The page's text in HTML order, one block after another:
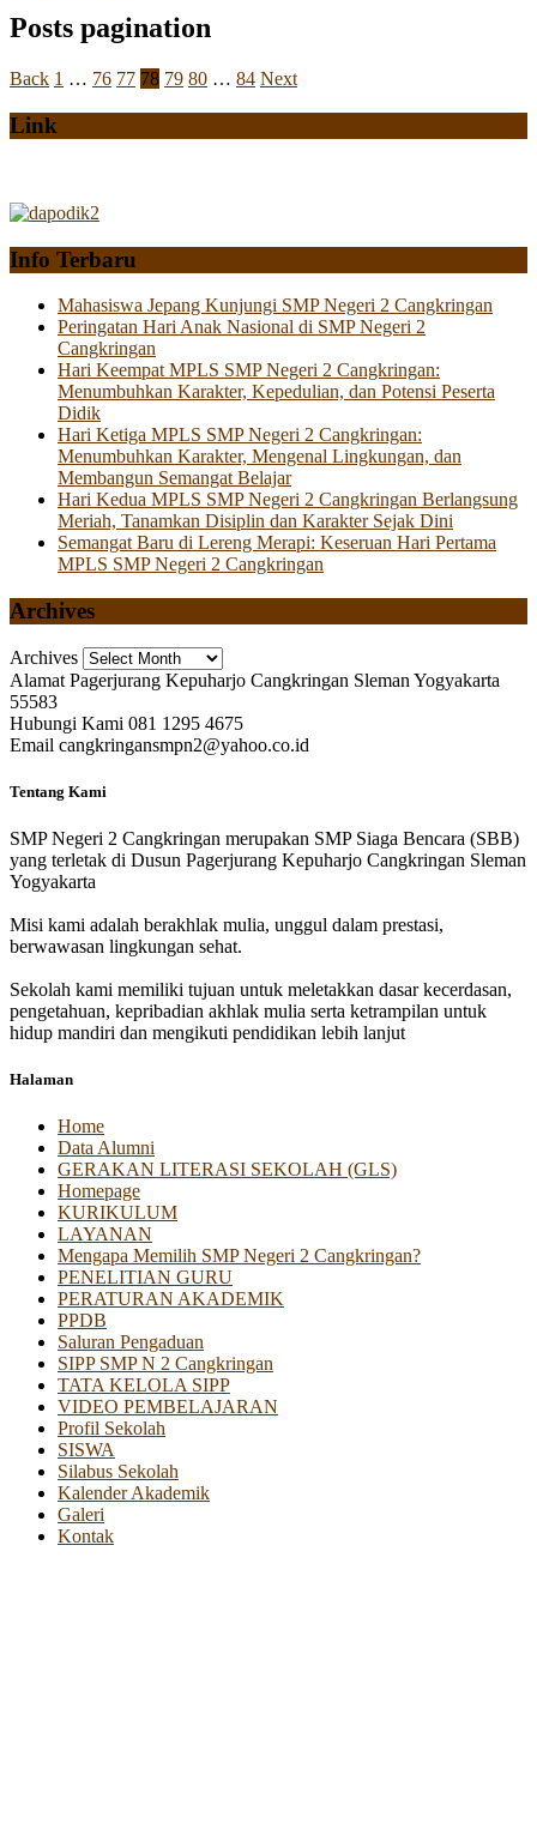
Posts pagination
Back 1 … 76 77 78 79 80 … 84 Next
Link
Info Terbaru
Mahasiswa Jepang Kunjungi SMP Negeri 2 Cangkringan
Peringatan Hari Anak Nasional di SMP Negeri 2
Cangkringan
Hari Keempat MPLS SMP Negeri 2 Cangkringan:
Menumbuhkan Karakter, Kepedulian, dan Potensi Peserta
Didik
Hari Ketiga MPLS SMP Negeri 2 Cangkringan:
Menumbuhkan Karakter, Mengenal Lingkungan, dan
Membangun Semangat Belajar
Hari Kedua MPLS SMP Negeri 2 Cangkringan Berlangsung
Meriah, Tanamkan Disiplin dan Karakter Sejak Dini
Semangat Baru di Lereng Merapi: Keseruan Hari Pertama
MPLS SMP Negeri 2 Cangkringan
Archives
Archives
Alamat Pagerjurang Kepuharjo Cangkringan Sleman Yogyakarta
55583
Hubungi Kami 081 1295 4675
Email cangkringansmpn2@yahoo.co.id
Tentang Kami
SMP Negeri 2 Cangkringan merupakan SMP Siaga Bencara (SBB)
yang terletak di Dusun Pagerjurang Kepuharjo Cangkringan Sleman
Yogyakarta
Misi kami adalah berakhlak mulia, unggul dalam prestasi,
berwawasan lingkungan sehat.
Sekolah kami memiliki tujuan untuk meletakkan dasar kecerdasan,
pengetahuan, kepribadian akhlak mulia serta ketrampilan untuk
hidup mandiri dan mengikuti pendidikan lebih lanjut
Halaman
Home
Data Alumni
GERAKAN LITERASI SEKOLAH (GLS)
Homepage
KURIKULUM
LAYANAN
Mengapa Memilih SMP Negeri 2 Cangkringan?
PENELITIAN GURU
PERATURAN AKADEMIK
PPDB
Saluran Pengaduan
SIPP SMP N 2 Cangkringan
TATA KELOLA SIPP
VIDEO PEMBELAJARAN
Profil Sekolah
SISWA
Silabus Sekolah
Kalender Akademik
Galeri
Kontak